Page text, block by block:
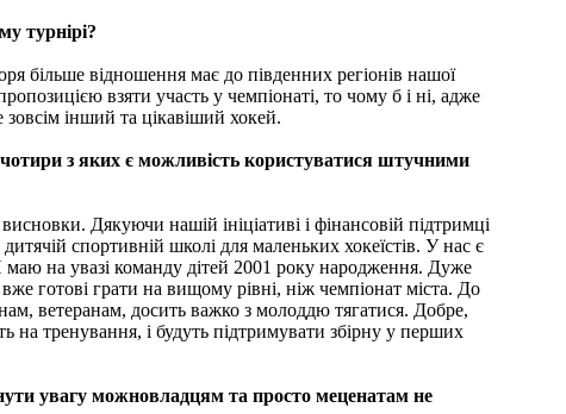
турнірі?
більше відношення має до південних регіонів нашої
взяти участь у чемпіонаті, то чому б і ні, адже
зовсім інший та цікавіший хокей.
чотири з яких є можливість користуватися штучними
Дякуючи нашій ініціативі і фінансовій підтримці
спортивній школі для маленьких хокеїстів. У нас є
маю на увазі команду дітей 2001 року народження. Дуже
готові грати на вищому рівні, ніж чемпіонат міста. До
ветеранам, досить важко з молоддю тягатися. Добре,
на тренування, і будуть підтримувати збірну у перших
увагу можновладцям та просто меценатам не